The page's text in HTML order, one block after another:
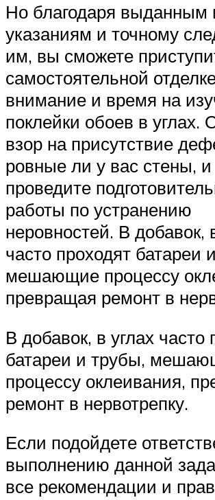
Но благодаря
указаниям и точному
им, вы сможете
самостоятельной
внимание и время на
поклейки обоев в углах.
взор на присутствие
ровные ли у вас стены, и
проведите
работы по устранению
неровностей. В добавок,
часто проходят батареи
мешающие процессу
превращая ремонт в
В добавок, в углах часто
батареи и трубы,
процессу оклеивания,
ремонт в нервотрепку.
Если подойдете
выполнению данной
все рекомендации и